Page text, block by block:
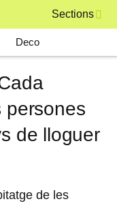
Sections
Deco
persones
de lloguer
de les